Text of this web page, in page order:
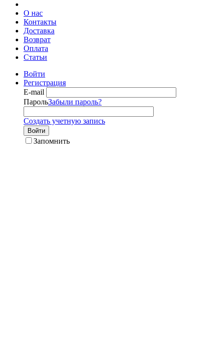
О нас
Контакты
Доставка
Возврат
Оплата
Статьи
Войти
Регистрация
E-mail
ПарольЗабыли пароль?
Создать учетную запись
Войти
Запомнить